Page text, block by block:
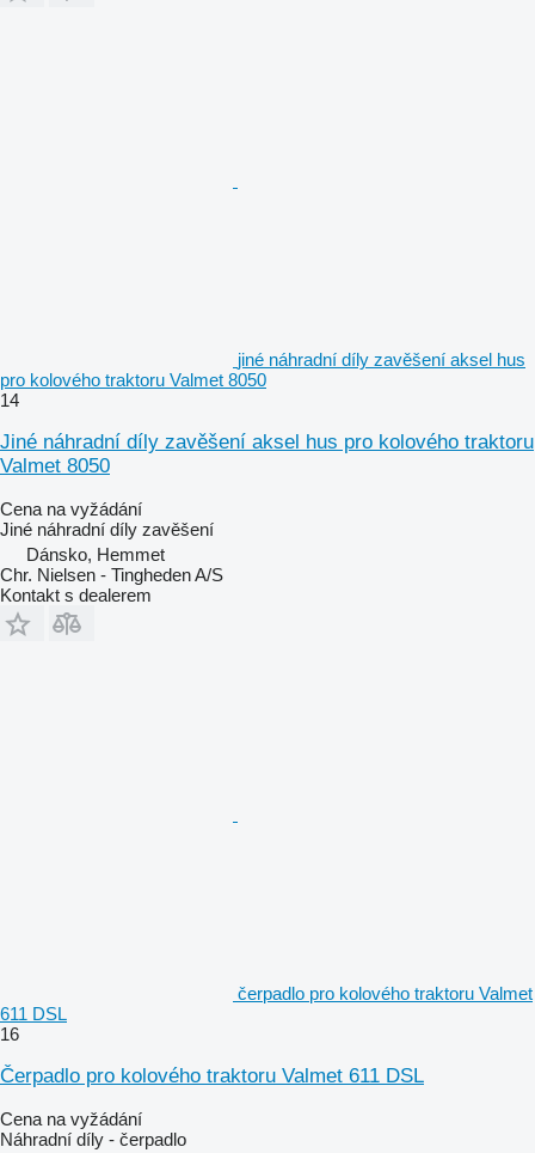
jiné náhradní díly zavěšení aksel hus
pro kolového traktoru Valmet 8050
14
Jiné náhradní díly zavěšení aksel hus pro kolového traktoru
Valmet 8050
Cena na vyžádání
Jiné náhradní díly zavěšení
Dánsko, Hemmet
Chr. Nielsen - Tingheden A/S
Kontakt s dealerem
čerpadlo pro kolového traktoru Valmet
611 DSL
16
Čerpadlo pro kolového traktoru Valmet 611 DSL
Cena na vyžádání
Náhradní díly - čerpadlo